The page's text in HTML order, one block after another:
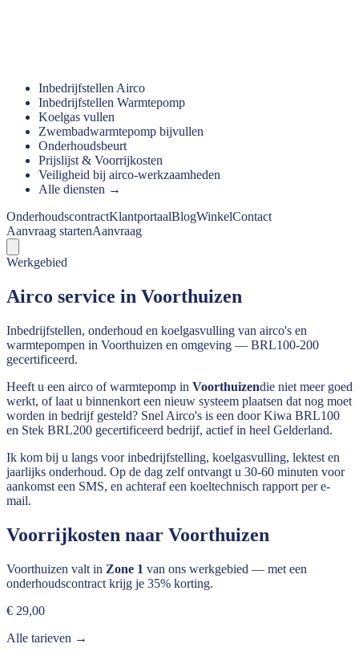
Inbedrijfstellen Airco
Inbedrijfstellen Warmtepomp
Koelgas vullen
Zwembadwarmtepomp bijvullen
Onderhoudsbeurt
Prijslijst & Voorrijkosten
Veiligheid bij airco-werkzaamheden
Alle diensten →
OnderhoudscontractKlantportaalBlogWinkelContact
Aanvraag startenAanvraag
Werkgebied
Airco service in Voorthuizen
Inbedrijfstellen, onderhoud en koelgasvulling van airco's en
warmtepompen in Voorthuizen en omgeving — BRL100-200
gecertificeerd.
Heeft u een airco of warmtepomp in Voorthuizendie niet meer goed
werkt, of laat u binnenkort een nieuw systeem plaatsen dat nog moet
worden in bedrijf gesteld? Snel Airco's is een door Kiwa BRL100
en Stek BRL200 gecertificeerd bedrijf, actief in heel Gelderland.
Ik kom bij u langs voor inbedrijfstelling, koelgasvulling, lektest en
jaarlijks onderhoud. Op de dag zelf ontvangt u 30-60 minuten voor
aankomst een SMS, en achteraf een koeltechnisch rapport per e-
mail.
Voorrijkosten naar Voorthuizen
Voorthuizen valt in Zone 1 van ons werkgebied — met een
onderhoudscontract krijg je 35% korting.
€ 29,00
Alle tarieven →